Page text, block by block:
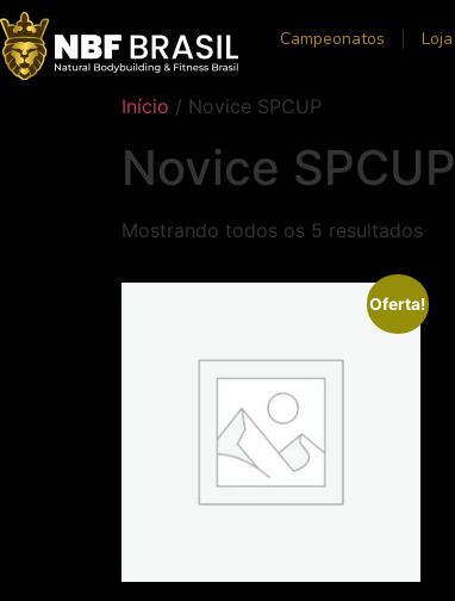
Campeonatos Loja
Início / Novice SPCUP
Novice SPCUP
Mostrando todos os 5 resultados
Oferta!